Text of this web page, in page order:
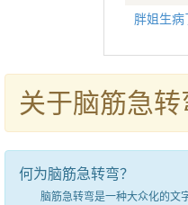
胖姐生病
关于脑筋急转
何为脑筋急转弯？
脑筋急转弯是一种大众化的文字